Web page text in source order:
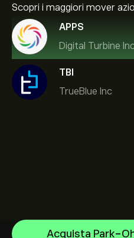
Scopri i maggiori mover
APPS
Digital Turbine
TBI
TrueBlue Inc
Acquista Park-
NVIDIA Corporation